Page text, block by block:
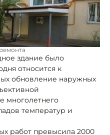
здание было
относится к
обновление наружных
многолетнего
температур и
работ превысила 2000